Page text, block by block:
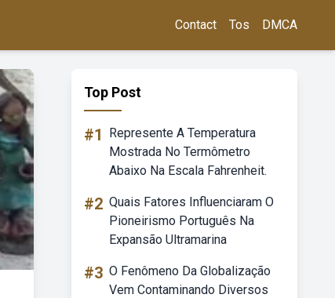
Contact Tos DMCA
Top Post
#1
Represente A Temperatura
Mostrada No Termômetro
Abaixo Na Escala Fahrenheit.
#2 Quais Fatores Influenciaram O
Pioneirismo Português Na
Expansão Ultramarina
#3 O Fenômeno Da Globalização
Vem Contaminando Diversos